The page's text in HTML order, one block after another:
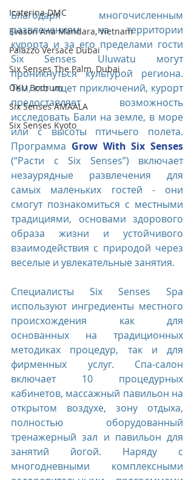
Icaterina DMC
Evason Ana Mandara, Vietnam
Palazzo Versace Dubai
Six Senses The Palm, Dubai
OKU Bodrum
Six Senses AMAALA
Six Senses Kyoto
Благодаря многочисленным
развлечениям на территории
курорта и за его пределами гости
Six Senses Uluwatu могут
проникнуться культурой региона.
Тем, кто ищет приключений, курорт
предоставляет возможность
исследовать Бали на земле, в море
или с высоты птичьего полета.
Программа
(“Расти с Six Senses”) включает
незаурядные развлечения для
самых маленьких гостей - они
смогут познакомиться с местными
традициями, основами здорового
образа жизни и устойчивого
взаимодействия с природой через
веселые и увлекательные занятия.
Специалисты Six Senses Spa
используют ингредиенты местного
происхождения как для
основанных на традиционных
методиках процедур, так и для
фирменных услуг. Спа-салон
включает 10 процедурных
кабинетов, массажный павильон на
открытом воздухе, зону отдыха,
полностью оборудованный
тренажерный зал и павильон для
занятий йогой. Наряду с
многодневными комплексными